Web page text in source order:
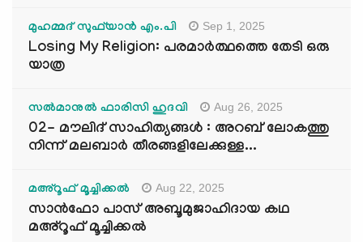
മുഹമ്മദ് സുഫ്‌യാൻ എം.പി Sep 1, 2025
Losing My Religion: പരമാർത്ഥത്തെ തേടി ഒരു
യാത്ര
സൽമാനുൽ ഫാരിസി ഹുദവി Aug 26, 2025
02- മൗലിദ് സാഹിത്യങ്ങൾ : അറബ് ലോകത്തു
നിന്ന് മലബാർ തീരങ്ങളിലേക്കുള്ള...
മഅ്റൂഫ് മൂച്ചിക്കല്‍ Aug 22, 2025
സാൻഫോ പാസ് അബൂമുജാഹിദായ കഥ
മഅ്റൂഫ് മൂച്ചിക്കല്‍